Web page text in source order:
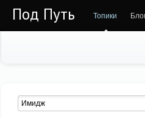
Под Путь Топики